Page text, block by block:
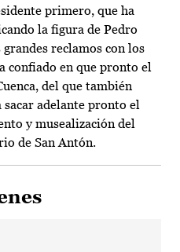
primero, que ha
la figura de Pedro
reclamos con los
confiado en que pronto el
del que también
adelante pronto el
y musealización del
de San Antón.